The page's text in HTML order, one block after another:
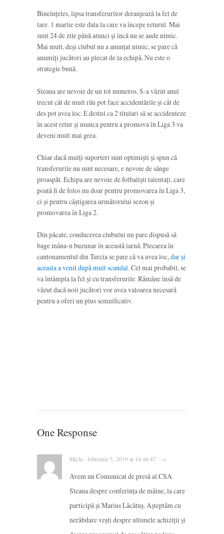
Bineînțeles, lipsa transferurilor deranjează la fel de
tare. 1 martie este data la care va începe returul. Mai
sunt 24 de zile până atunci și încă nu se aude nimic.
Mai mult, deși clubul nu a anunțat nimic, se pare că
anumiți jucători au plecat de la echipă. Nu este o
strategie bună.
Steaua are nevoie de un lot numeros. S-a văzut anul
trecut cât de mult rău pot face accidentările și cât de
des pot avea loc. E destul ca 2 titulari să se accidenteze
în acest retur și munca pentru a promova în Liga 3 va
deveni mult mai grea.
Chiar dacă mulți suporteri sunt optimiști și spun că
transferurile nu sunt necesare, e nevoie de sânge
proaspăt. Echipa are nevoie de fotbaliști talentați, care
poată fi de folos nu doar pentru promovarea în Liga 3,
ci și pentru câștigarea următorului sezon și
promovarea în Liga 2.
Din păcate, conducerea clubului nu pare dispusă să
bage mâna-n buzunar în această iarnă. Plecarea în
cantonamentul din Turcia se pare că va avea loc,dar și
aceasta a venit după mult scandal. Cel mai probabil, se
va întâmpla la fel și cu transferurile. Rămâne însă de
văzut dacă noii jucători vor avea valoarea necesară
pentru a oferi un plus semnificativ.
One Response
Michi · februarie 5, 2019 at 14:48:47 · →
Avem un Comunicat de presă al CSA
Steaua despre conferința de mâine, la care
participă și Marius Lăcătuș. Așteptăm cu
nerăbdare vești despre ultimele achiziții și